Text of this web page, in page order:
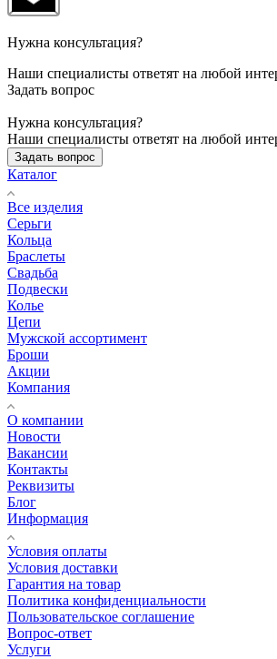
Нужна консультация?
Наши специалисты ответят на любой
Задать вопрос
Нужна консультация?
Наши специалисты ответят на любой
Задать вопрос
Каталог
Все изделия
Серьги
Кольца
Браслеты
Свадьба
Подвески
Колье
Цепи
Мужской ассортимент
Броши
Акции
Компания
О компании
Новости
Вакансии
Контакты
Реквизиты
Блог
Информация
Условия оплаты
Условия доставки
Гарантия на товар
Политика конфиденциальности
Пользовательское соглашение
Вопрос-ответ
Услуги